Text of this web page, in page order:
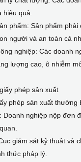
hiệu quả.
phẩm: Sản phẩm
người và an toàn cá
nghiệp: Các doanh
lượng cao, ô nhiễm
phép sản xuất
phép sản xuất thường
Doanh nghiệp nộp đơn
giám sát kỹ thuật và
thức pháp lý.